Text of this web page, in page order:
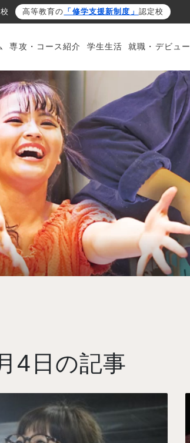
高等教育の 「修学支援新制度」 認定校
専攻・コース紹介 学生生活 就職・デビュー
4 日の記事